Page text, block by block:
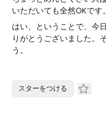
いただいても全然OKです。
はい、ということで、今
りがとうございました。
う。
スターをつける